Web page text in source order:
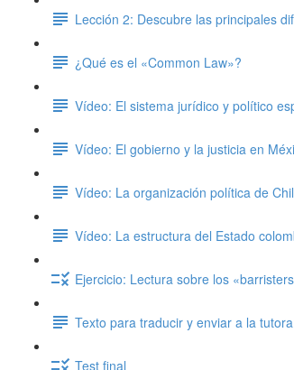
Lección 2: Descubre las principales
¿Qué es el «Common Law»?
Vídeo: El sistema jurídico y político
Vídeo: El gobierno y la justicia en
Vídeo: La organización política de
Vídeo: La estructura del Estado
Ejercicio: Lectura sobre los
Texto para traducir y enviar a la
Test final